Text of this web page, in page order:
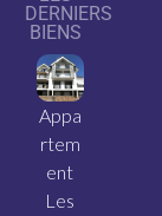
DERNIERS
BIENS
Appa
rtem
ent
Les